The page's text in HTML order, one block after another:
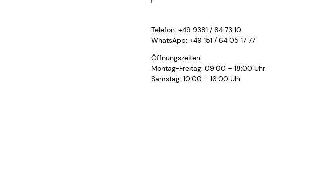
Telefon: +49 9381 / 84 73 10
WhatsApp: +49 151 / 64 05 17 77
Öffnungszeiten:
Montag-Freitag: 09:00 – 18:00 Uhr
Samstag: 10:00 – 16:00 Uhr